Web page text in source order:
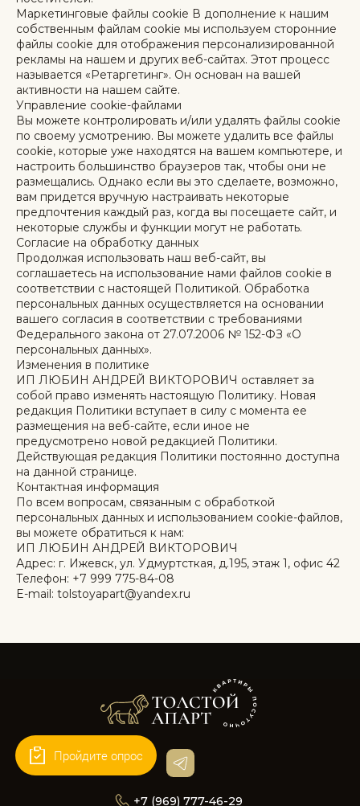
Маркетинговые файлы cookie В дополнение к нашим
собственным файлам cookie мы используем сторонние
файлы cookie для отображения персонализированной
рекламы на нашем и других веб-сайтах. Этот процесс
называется «Ретаргетинг». Он основан на вашей
активности на нашем сайте.
Управление cookie-файлами
Вы можете контролировать и/или удалять файлы cookie
по своему усмотрению. Вы можете удалить все файлы
cookie, которые уже находятся на вашем компьютере, и
настроить большинство браузеров так, чтобы они не
размещались. Однако если вы это сделаете, возможно,
вам придется вручную настраивать некоторые
предпочтения каждый раз, когда вы посещаете сайт, и
некоторые службы и функции могут не работать.
Согласие на обработку данных
Продолжая использовать наш веб-сайт, вы
соглашаетесь на использование нами файлов cookie в
соответствии с настоящей Политикой. Обработка
персональных данных осуществляется на основании
вашего согласия в соответствии с требованиями
Федерального закона от 27.07.2006 № 152-ФЗ «О
персональных данных».
Изменения в политике
ИП ЛЮБИН АНДРЕЙ ВИКТОРОВИЧ оставляет за
собой право изменять настоящую Политику. Новая
редакция Политики вступает в силу с момента ее
размещения на веб-сайте, если иное не
предусмотрено новой редакцией Политики.
Действующая редакция Политики постоянно доступна
на данной странице.
Контактная информация
По всем вопросам, связанным с обработкой
персональных данных и использованием cookie-файлов,
вы можете обратиться к нам:
ИП ЛЮБИН АНДРЕЙ ВИКТОРОВИЧ
Адрес: г. Ижевск, ул. Удмуртсткая, д.195, этаж 1, офис 42
Телефон: +7 999 775-84-08
E-mail: tolstoyapart@yandex.ru
+7 (969) 777-46-29
Пройдите опрос